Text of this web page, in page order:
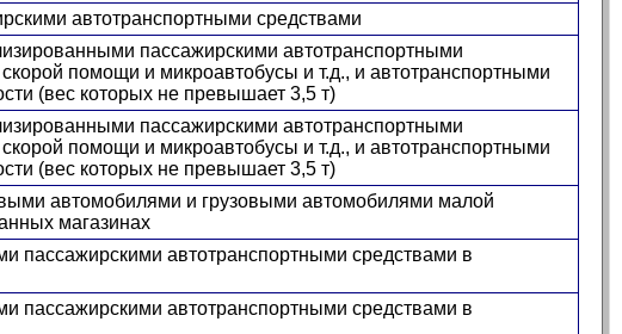
автотранспортными средствами
пассажирскими автотранспортными
помощи и микроавтобусы и т.д., и автотранспортными
(вес которых не превышает 3,5 т)
пассажирскими автотранспортными
помощи и микроавтобусы и т.д., и автотранспортными
(вес которых не превышает 3,5 т)
автомобилями и грузовыми автомобилями малой
магазинах
пассажирскими автотранспортными средствами в
пассажирскими автотранспортными средствами в